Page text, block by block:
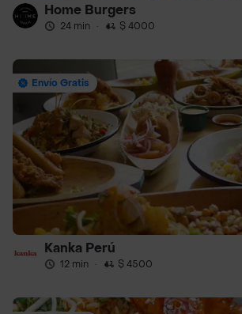
Home Burgers
24 min · $ 4000
Envío Gratis
Kanka Perú
12 min · $ 4500